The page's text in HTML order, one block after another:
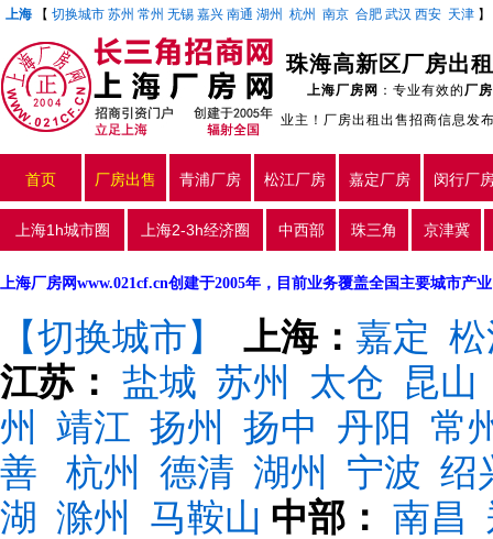
上海 【 切换城市 苏州 常州 无锡 嘉兴 南通 湖州 杭州 南京 合肥 武汉 西安 天津 】
珠海高新区厂房出
上海厂房网 ：专业有效的厂
业主！厂房出租出售招商信息发
首页 厂房出售 青浦厂房 松江厂房 嘉定厂房 闵行厂
上海1h城市圈 上海2-3h经济圈 中西部 珠三角 京津冀
上海厂房网www.021cf.cn创建于2005年，目前业务覆盖全国主要城市产
【切换城市】 上海： 嘉定
江苏： 盐城 苏州 太仓 昆山
州
靖江 扬州 扬中 丹阳
常
善
杭州 德清 湖州 宁波 绍
湖 滁州 马鞍山 中部： 南昌